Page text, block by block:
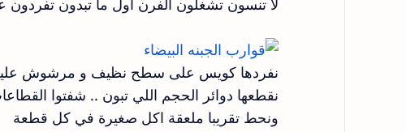
لا تنسون تشغلون الفرن اول ما تبدون
نفردها كويس على سطح نظيف و مرشوش
نقطعها دوائر الحجم اللي تبون .. شفتوا القطاعات اللي 3 مع بعض ؟ انا
ونحط تقريبا ملعقة اكل صغيرة في كل قطعة